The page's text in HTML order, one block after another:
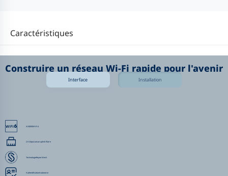
Caractéristiques
Construire un réseau Wi-Fi rapide pour l'avenir
Interface Installation
AX3000Wi-Fi 6
2.5 GbpsLiaison uplink filaire
TechnologieReyee Mesh
AuthentificationAutonome